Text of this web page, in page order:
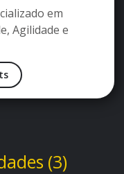
em
Agilidade e
(3)